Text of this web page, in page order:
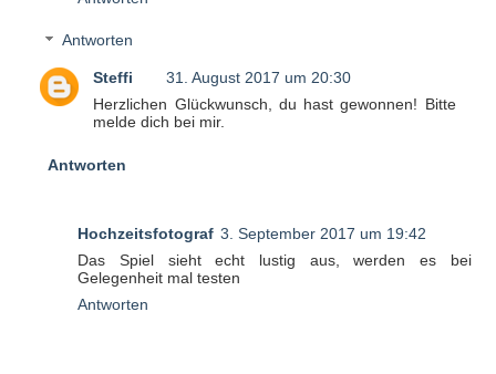
Antworten
Steffi
31. August 2017 um 20:30
Herzlichen Glückwunsch, du hast gewonnen! Bitte
melde dich bei mir.
Antworten
Hochzeitsfotograf 3. September 2017 um 19:42
Das Spiel sieht echt lustig aus, werden es bei
Gelegenheit mal testen
Antworten